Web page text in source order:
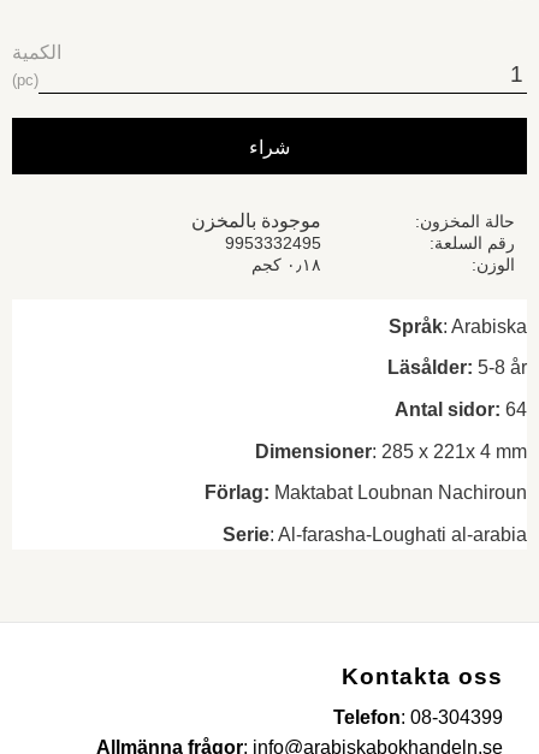
الكمية
pc
شراء
حالة المخزون موجودة بالمخزن
رقم السلعة
9953332495
الوزن
٠٫١٨ كجم
Språk: Arabiska
Läsålder: 5-8 år
Antal sidor: 64
Dimensioner: 285 x 221x 4 mm
Förlag: Maktabat Loubnan Nachiroun
Serie: Al-farasha-Loughati al-arabia
Kontakta oss
Telefon: 08-304399
Allmänna frågor: info@arabiskabokhandeln.se